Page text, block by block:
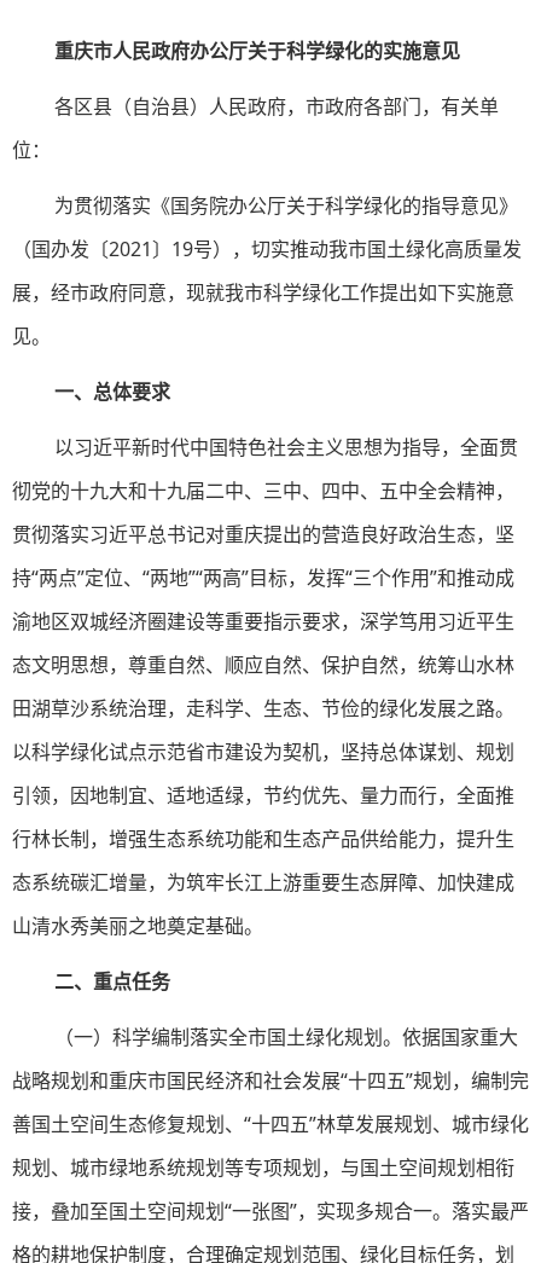
重庆市人民政府办公厅关于科学绿化的实施意见
各区县（自治县）人民政府，市政府各部门，有关单
位：
为贯彻落实《国务院办公厅关于科学绿化的指导意见》
（国办发〔2021〕19号），切实推动我市国土绿化高质量发
展，经市政府同意，现就我市科学绿化工作提出如下实施意
见。
一、总体要求
以习近平新时代中国特色社会主义思想为指导，全面贯
彻党的十九大和十九届二中、三中、四中、五中全会精神，
贯彻落实习近平总书记对重庆提出的营造良好政治生态，坚
持“两点”定位、“两地”“两高”目标，发挥“三个作用”和推动成
渝地区双城经济圈建设等重要指示要求，深学笃用习近平生
态文明思想，尊重自然、顺应自然、保护自然，统筹山水林
田湖草沙系统治理，走科学、生态、节俭的绿化发展之路。
以科学绿化试点示范省市建设为契机，坚持总体谋划、规划
引领，因地制宜、适地适绿，节约优先、量力而行，全面推
行林长制，增强生态系统功能和生态产品供给能力，提升生
态系统碳汇增量，为筑牢长江上游重要生态屏障、加快建成
山清水秀美丽之地奠定基础。
二、重点任务
（一）科学编制落实全市国土绿化规划。依据国家重大
战略规划和重庆市国民经济和社会发展“十四五”规划，编制完
善国土空间生态修复规划、“十四五”林草发展规划、城市绿化
规划、城市绿地系统规划等专项规划，与国土空间规划相衔
接，叠加至国土空间规划“一张图”，实现多规合一。落实最严
格的耕地保护制度，合理确定规划范围、绿化目标任务，划